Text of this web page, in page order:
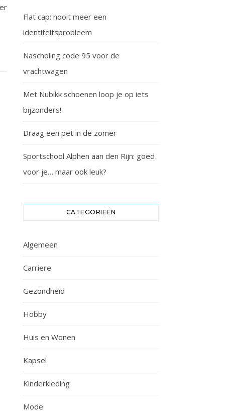
Flat cap: nooit meer een
identiteitsprobleem
Nascholing code 95 voor de
vrachtwagen
Met Nubikk schoenen loop je op iets
bijzonders!
Draag een pet in de zomer
Sportschool Alphen aan den Rijn: goed
voor je… maar ook leuk?
CATEGORIEËN
Algemeen
Carriere
Gezondheid
Hobby
Huis en Wonen
Kapsel
Kinderkleding
Mode